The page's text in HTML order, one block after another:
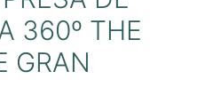
360º THE
GRAN